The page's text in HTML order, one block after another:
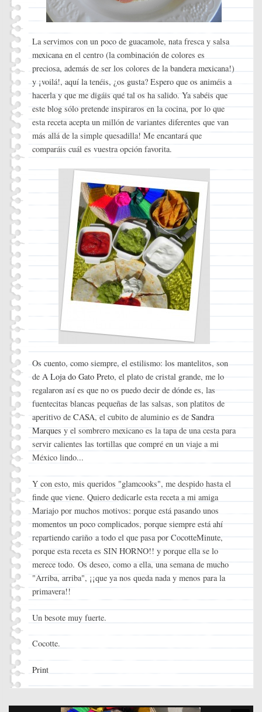
La servimos con un poco de guacamole, nata fresca y salsa
mexicana en el centro (la combinación de colores es
preciosa, además de ser los colores de la bandera mexicana!)
y ¡voilá!, aquí la tenéis, ¿os gusta? Espero que os animéis a
hacerla y que me digáis qué tal os ha salido. Ya sabéis que
este blog sólo pretende inspiraros en la cocina, por lo que
esta receta acepta un millón de variantes diferentes que van
más allá de la simple quesadilla! Me encantará que
comparáis cuál es vuestra opción favorita.
Os cuento, como siempre, el estilismo: los mantelitos, son
de A Loja do Gato Preto, el plato de cristal grande, me lo
regalaron así es que no os puedo decir de dónde es, las
fuentecitas blancas pequeñas de las salsas, son platitos de
aperitivo de CASA, el cubito de aluminio es de Sandra
Marques y el sombrero mexicano es la tapa de una cesta para
servir calientes las tortillas que compré en un viaje a mi
México lindo...
Y con esto, mis queridos "glamcooks", me despido hasta el
finde que viene. Quiero dedicarle esta receta a mi amiga
Mariajo por muchos motivos: porque está pasando unos
momentos un poco complicados, porque siempre está ahí
repartiendo cariño a todo el que pasa por CocotteMinute,
porque esta receta es SIN HORNO!! y porque ella se lo
merece todo. Os deseo, como a ella, una semana de mucho
"Arriba, arriba", ¡¡que ya nos queda nada y menos para la
primavera!!
Un besote muy fuerte.
Cocotte.
Print